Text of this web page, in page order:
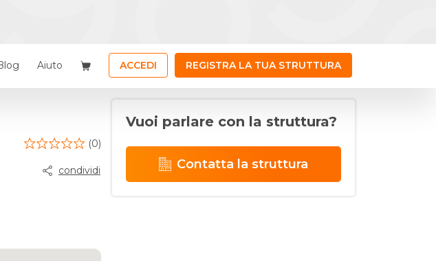
Aiuto ACCEDI REGISTRA LA TUA STRUTTURA
(0)
condividi
Vuoi parlare con la struttura?
Contatta la struttura